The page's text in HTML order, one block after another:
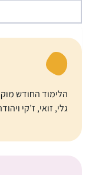
הלימוד החודש
גלי, זואי, ז’קי